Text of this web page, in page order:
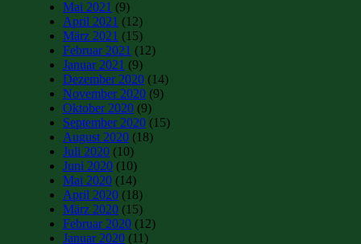
Mai 2021 (9)
April 2021 (12)
März 2021 (15)
Februar 2021 (12)
Januar 2021 (9)
Dezember 2020 (14)
November 2020 (9)
Oktober 2020 (9)
September 2020 (15)
August 2020 (18)
Juli 2020 (10)
Juni 2020 (10)
Mai 2020 (14)
April 2020 (18)
März 2020 (15)
Februar 2020 (12)
Januar 2020 (11)